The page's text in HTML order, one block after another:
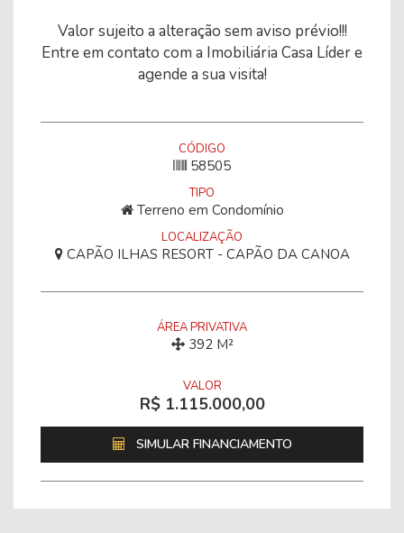
Valor sujeito a alteração sem aviso prévio!!!
Entre em contato com a Imobiliária Casa Líder e
agende a sua visita!
CÓDIGO
58505
TIPO
Terreno em Condomínio
LOCALIZAÇÃO
CAPÃO ILHAS RESORT - CAPÃO DA CANOA
ÁREA PRIVATIVA
392 M²
VALOR
R$ 1.115.000,00
SIMULAR FINANCIAMENTO